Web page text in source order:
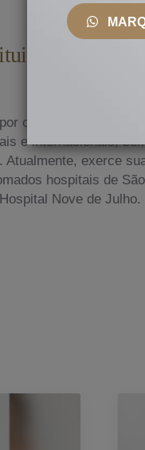
do País
conhecimento, ele
e internacionais,
exerce
hospitais de
Nove de Julho.